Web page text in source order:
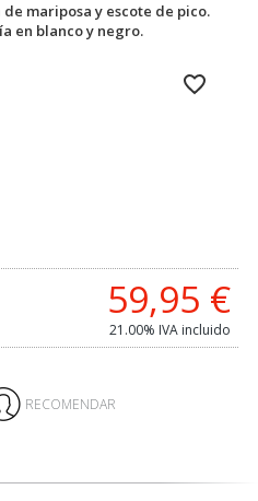
mariposa y escote de pico.
en blanco y negro.
59,95 €
21.00% IVA incluido
RECOMENDAR